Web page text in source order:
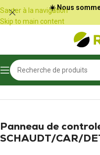
Panneau de gestion des cookies
Sauter à la navigation
Skip to main content
☀️ Nous
Accueil
Panneau de
SCHAUDT/CAR/